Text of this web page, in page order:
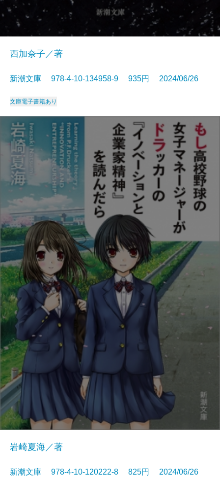
西加奈子／著
新潮文庫 978-4-10-134958-9 935円 2024/06/26
文庫電子書籍あり
岩崎夏海／著
新潮文庫 978-4-10-120222-8 825円 2024/06/26